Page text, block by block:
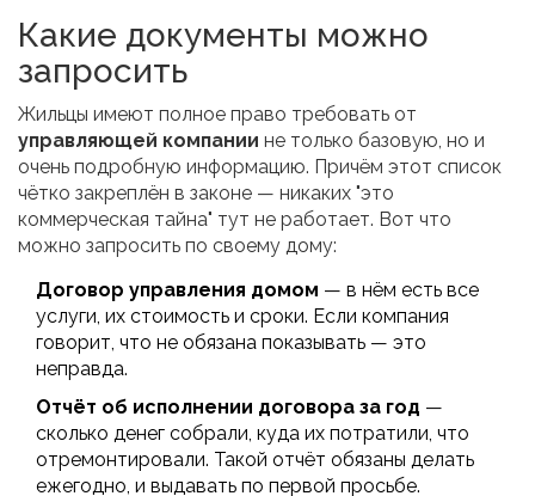
Какие документы можно
запросить
Жильцы имеют полное право требовать от
управляющей компании не только базовую, но и
очень подробную информацию. Причём этот список
чётко закреплён в законе — никаких "это
коммерческая тайна" тут не работает. Вот что
можно запросить по своему дому:
Договор управления домом — в нём есть все
услуги, их стоимость и сроки. Если компания
говорит, что не обязана показывать — это
неправда.
Отчёт об исполнении договора за год —
сколько денег собрали, куда их потратили, что
отремонтировали. Такой отчёт обязаны делать
ежегодно, и выдавать по первой просьбе.